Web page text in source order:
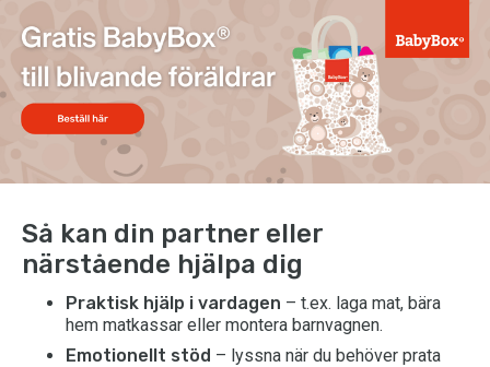
Så kan din partner eller
närstående hjälpa dig
Praktisk hjälp i vardagen – t.ex. laga mat, bära
hem matkassar eller montera barnvagnen.
Emotionellt stöd – lyssna när du behöver prata